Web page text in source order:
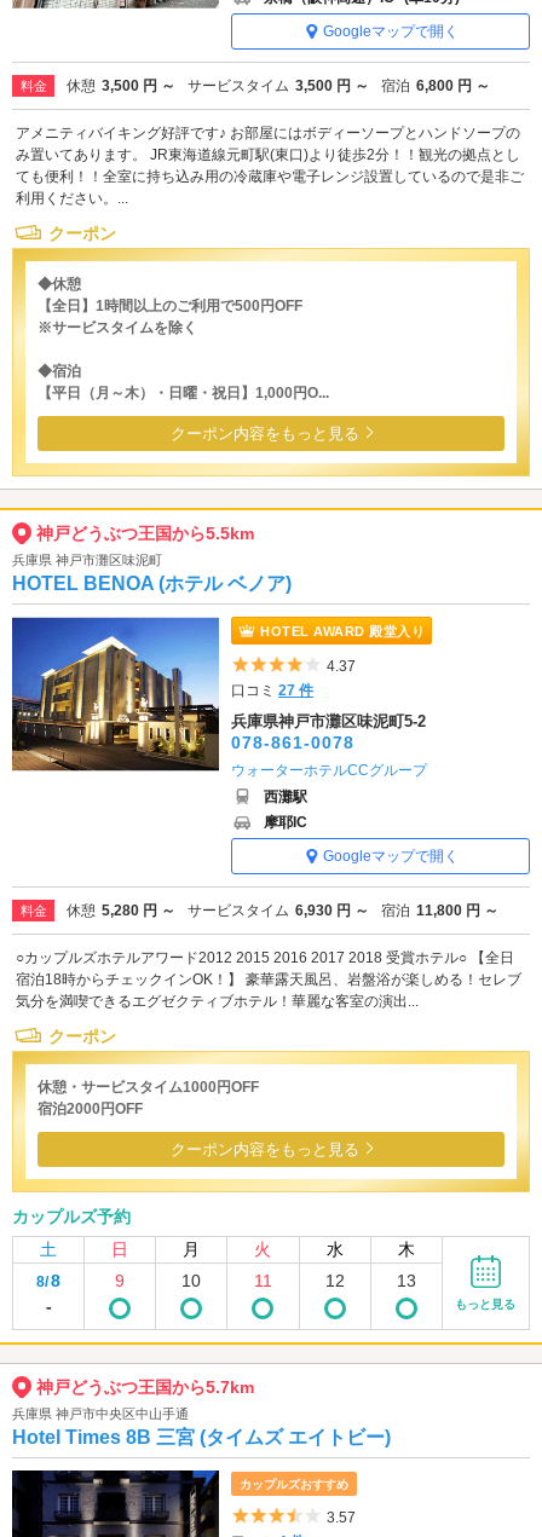
Googleマップで開く
料金 休憩 3,500 円 ～ サービスタイム 3,500 円 ～ 宿泊 6,800 円 ～
アメニティバイキング好評です♪ お部屋にはボディーソープとハンドソープの
み置いてあります。 JR東海道線元町駅(東口)より徒歩2分！！観光の拠点とし
ても便利！！全室に持ち込み用の冷蔵庫や電子レンジ設置しているので是非ご
利用ください。...
クーポン
◆休憩
【全日】1時間以上のご利用で500円OFF
※サービスタイムを除く
◆宿泊
【平日（月～木）・日曜・祝日】1,000円O...
クーポン内容をもっと見る
神戸どうぶつ王国から5.5km
兵庫県 神戸市灘区味泥町
HOTEL BENOA (ホテル ベノア)
HOTEL AWARD 殿堂入り
5つ星のうち4
4.37
口コミ27 件
兵庫県神戸市灘区味泥町5-2
078-861-0078
ウォーターホテルCCグループ
西灘駅
摩耶IC
Googleマップで開く
料金 休憩 5,280 円 ～ サービスタイム 6,930 円 ～ 宿泊 11,800 円 ～
○カップルズホテルアワード2012 2015 2016 2017 2018 受賞ホテル○ 【全日
宿泊18時からチェックインOK！】 豪華露天風呂、岩盤浴が楽しめる！セレブ
気分を満喫できるエグゼクティブホテル！華麗な客室の演出...
クーポン
休憩・サービスタイム1000円OFF
宿泊2000円OFF
クーポン内容をもっと見る
カップルズ予約
土
日 月 火 水 木
8/8
-
9 10 11 12 13
もっと見る
神戸どうぶつ王国から5.7km
兵庫県 神戸市中央区中山手通
Hotel Times 8B 三宮 (タイムズ エイトビー)
カップルズおすすめ
5つ星のうち3.5
3.57